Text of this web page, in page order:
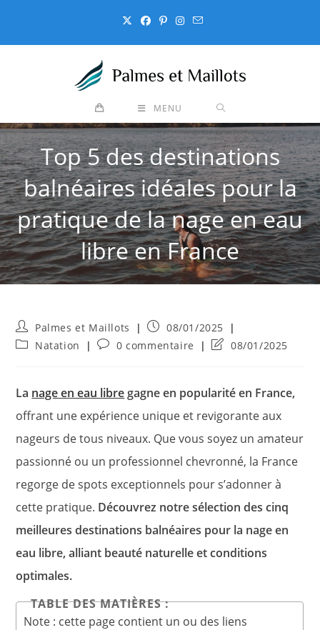
content
MENU
Top 5 des destinations
balnéaires idéales pour la
pratique de la nage en eau
libre en France
Auteur/autrice
de
la
Palmes et Maillots
Publication
publiée :
08/01/2025
PostNatation
Commentaires
0 commentaire
Dernière
publication :
08/01/2025
La nage en eau libregagne en popularité en France,
offrant une expérience unique et revigorante aux
nageurs de tous niveaux. Que vous soyez un amateur
passionné ou un professionnel chevronné, la France
regorge de spots exceptionnels pour s’adonner à
cette pratique. Découvrez notre sélection des cinq
meilleures destinations balnéaires pour la nage en
eau libre, alliant beauté naturelle et conditions
optimales.
TABLE DES MATIÈRES :
Note : cette page contient un ou des liens